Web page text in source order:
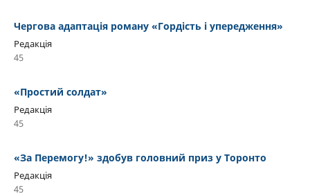
Чергова адаптація роману «Гордість і упередження»
Редакція
45
«Простий солдат»
Редакція
45
«За Перемогу!» здобув головний приз у Торонто
Редакція
45